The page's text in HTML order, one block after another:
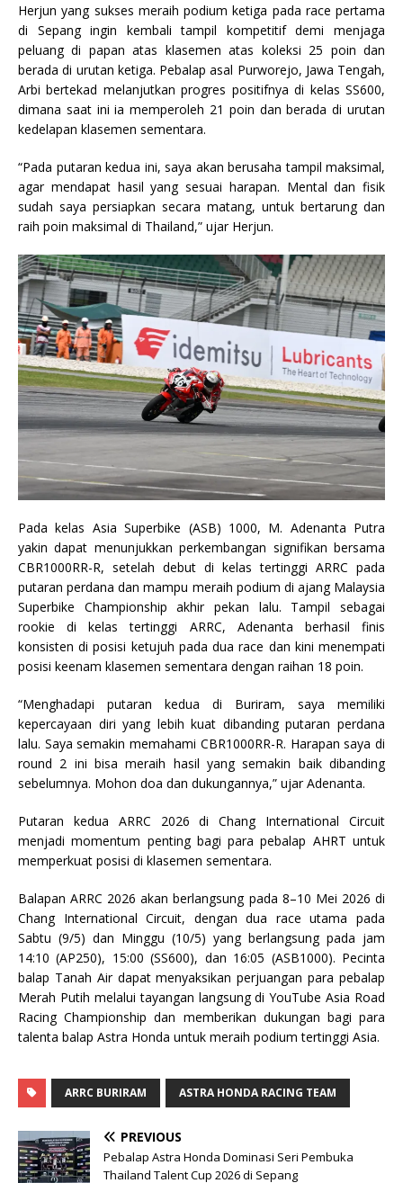
Herjun yang sukses meraih podium ketiga pada race pertama
di Sepang ingin kembali tampil kompetitif demi menjaga
peluang di papan atas klasemen atas koleksi 25 poin dan
berada di urutan ketiga. Pebalap asal Purworejo, Jawa Tengah,
Arbi bertekad melanjutkan progres positifnya di kelas SS600,
dimana saat ini ia memperoleh 21 poin dan berada di urutan
kedelapan klasemen sementara.
“Pada putaran kedua ini, saya akan berusaha tampil maksimal,
agar mendapat hasil yang sesuai harapan. Mental dan fisik
sudah saya persiapkan secara matang, untuk bertarung dan
raih poin maksimal di Thailand,” ujar Herjun.
Pada kelas Asia Superbike (ASB) 1000, M. Adenanta Putra
yakin dapat menunjukkan perkembangan signifikan bersama
CBR1000RR-R, setelah debut di kelas tertinggi ARRC pada
putaran perdana dan mampu meraih podium di ajang Malaysia
Superbike Championship akhir pekan lalu. Tampil sebagai
rookie di kelas tertinggi ARRC, Adenanta berhasil finis
konsisten di posisi ketujuh pada dua race dan kini menempati
posisi keenam klasemen sementara dengan raihan 18 poin.
“Menghadapi putaran kedua di Buriram, saya memiliki
kepercayaan diri yang lebih kuat dibanding putaran perdana
lalu. Saya semakin memahami CBR1000RR-R. Harapan saya di
round 2 ini bisa meraih hasil yang semakin baik dibanding
sebelumnya. Mohon doa dan dukungannya,” ujar Adenanta.
Putaran kedua ARRC 2026 di Chang International Circuit
menjadi momentum penting bagi para pebalap AHRT untuk
memperkuat posisi di klasemen sementara.
Balapan ARRC 2026 akan berlangsung pada 8–10 Mei 2026 di
Chang International Circuit, dengan dua race utama pada
Sabtu (9/5) dan Minggu (10/5) yang berlangsung pada jam
14:10 (AP250), 15:00 (SS600), dan 16:05 (ASB1000). Pecinta
balap Tanah Air dapat menyaksikan perjuangan para pebalap
Merah Putih melalui tayangan langsung di YouTube Asia Road
Racing Championship dan memberikan dukungan bagi para
talenta balap Astra Honda untuk meraih podium tertinggi Asia.
ARRC BURIRAM ASTRA HONDA RACING TEAM
PREVIOUS
Pebalap Astra Honda Dominasi Seri Pembuka
Thailand Talent Cup 2026 di Sepang